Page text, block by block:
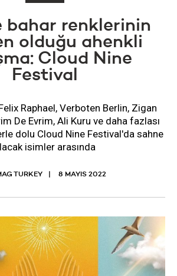
bahar renklerinin
olduğu ahenkli
Cloud Nine
Festival
Raphael, Verboten Berlin, Zigan
De Evrim, Ali Kuru ve daha fazlası
dolu Cloud Nine Festival'da sahne
isimler arasında
TURKEY 8 MAYIS 2022